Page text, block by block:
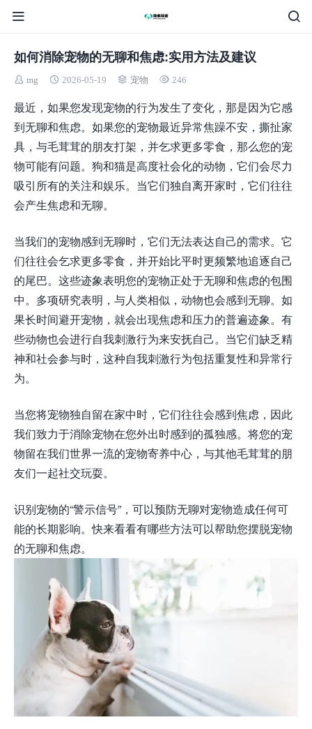
如何消除宠物的无聊和焦虑:实用方法及建议
mg 2026-05-19 宠物 246
最近，如果您发现宠物的行为发生了变化，那是因为它感
到无聊和焦虑。如果您的宠物最近异常焦躁不安，撕扯家
具，与毛茸茸的朋友打架，并乞求更多零食，那么您的宠
物可能有问题。狗和猫是高度社会化的动物，它们会尽力
吸引所有的关注和娱乐。当它们独自离开家时，它们往往
会产生焦虑和无聊。
当我们的宠物感到无聊时，它们无法表达自己的需求。它
们往往会乞求更多零食，并开始比平时更频繁地追逐自己
的尾巴。这些迹象表明您的宠物正处于无聊和焦虑的包围
中。多项研究表明，与人类相似，动物也会感到无聊。如
果长时间避开宠物，就会出现焦虑和压力的普遍迹象。有
些动物也会进行自我刺激行为来安抚自己。当它们缺乏精
神和社会参与时，这种自我刺激行为包括重复性和异常行
为。
当您将宠物独自留在家中时，它们往往会感到焦虑，因此
我们致力于消除宠物在您外出时感到的孤独感。将您的宠
物留在我们世界一流的宠物寄养中心，与其他毛茸茸的朋
友们一起社交玩耍。
识别宠物的“警示信号”，可以预防无聊对宠物造成任何可
能的长期影响。快来看看有哪些方法可以帮助您摆脱宠物
的无聊和焦虑。